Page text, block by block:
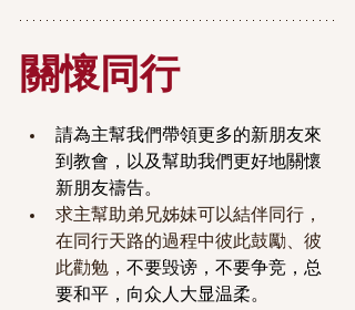
關懷同行
請為主幫我們帶領更多的新朋友來
到教會，以及幫助我們更好地關懷
新朋友禱告。
求主幫助弟兄姊妹可以結伴同行，
在同行天路的過程中彼此鼓勵、彼
此勸勉， 不要毁谤，不要争竞，总
要和平，向众人大显温柔。